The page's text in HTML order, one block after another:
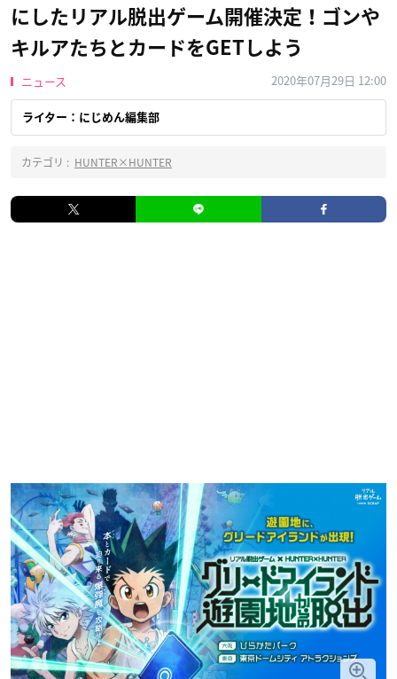
にしたリアル脱出ゲーム開催決定！ゴンや
キルアたちとカードをGETしよう
ニュース 2020年07月29日 12:00
ライター：にじめん編集部
カテゴリ : HUNTER×HUNTER